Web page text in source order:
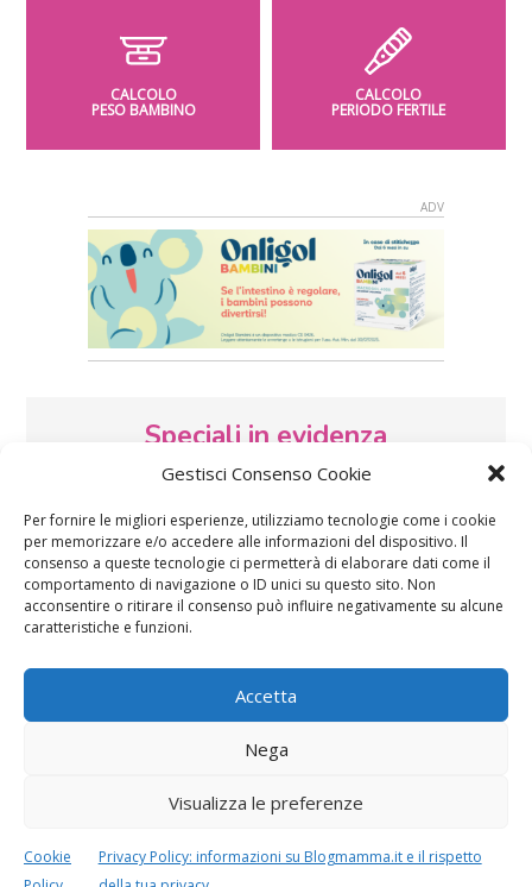
Gestisci Consenso Cookie
Per fornire le migliori esperienze, utilizziamo tecnologie come i cookie
per memorizzare e/o accedere alle informazioni del dispositivo. Il
consenso a queste tecnologie ci permetterà di elaborare dati come il
comportamento di navigazione o ID unici su questo sito. Non
acconsentire o ritirare il consenso può influire negativamente su alcune
caratteristiche e funzioni.
Accetta
Nega
Visualizza le preferenze
Cookie
Privacy Policy: informazioni su Blogmamma.it e il rispetto
CALCOLO
PESO BAMBINO
CALCOLO
PERIODO FERTILE
Speciali in evidenza
Vaccini
lavoretti, biglietti
d’auguri, filastrocche
gravidanza